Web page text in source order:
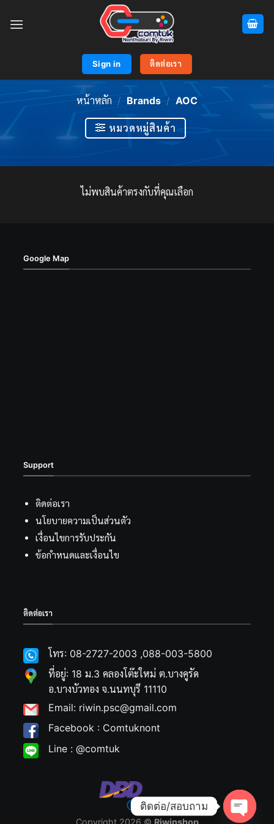
Sign in ติดต่อเรา
หน้าหลัก / Brands / AOC
หมวดหมู่สินค้า
ไม่พบสินค้าตรงกับที่คุณเลือก
Google Map
Support
ติดต่อเรา
นโยบายความเป็นส่วนตัว
เงื่อนไขการรับประกัน
ข้อกำหนดและเงื่อนไข
ติดต่อเรา
โทร: 08-2727-2003 ,088-003-5800
ที่อยู่: 18 ม.3 คลองโต๊ะใหม่ ต.บางคูรัด
อ.บางบัวทอง จ.นนทบุรี 11110
Email: riwin.psc@gmail.com
Facebook : Comtuknont
Line : @comtuk
ติดต่อ/สอบถาม